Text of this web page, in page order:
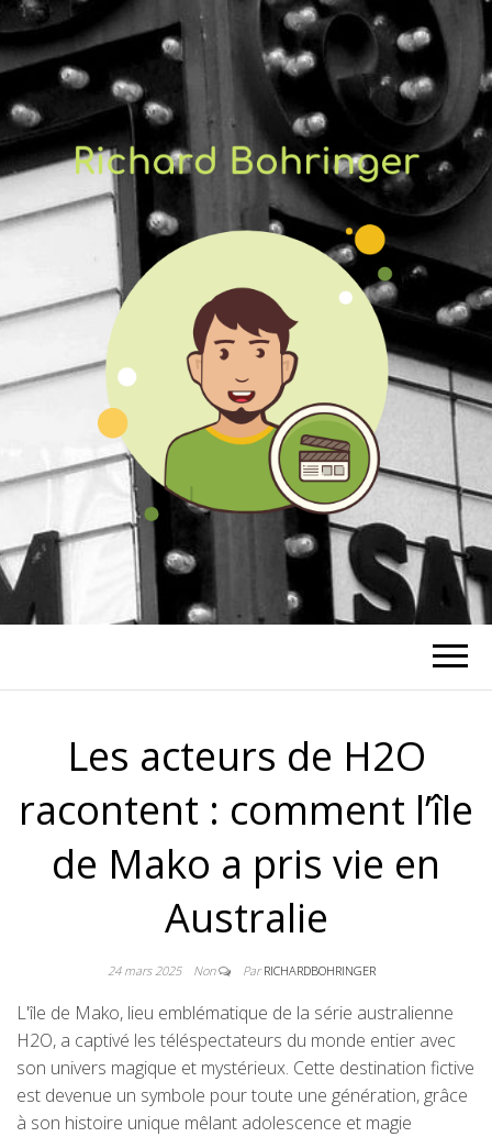
RICHARD
BOHRINGER
Les acteurs de H2O
racontent : comment l’île
de Mako a pris vie en
Australie
24 mars 2025 Non ParRICHARDBOHRINGER
L'île de Mako, lieu emblématique de la série australienne
H2O, a captivé les téléspectateurs du monde entier avec
son univers magique et mystérieux. Cette destination fictive
est devenue un symbole pour toute une génération, grâce
à son histoire unique mêlant adolescence et magie